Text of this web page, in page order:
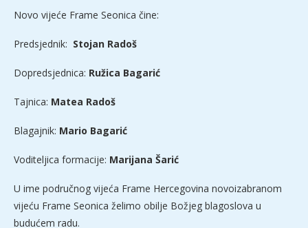
Novo vijeće Frame Seonica čine:
Predsjednik: Stojan Radoš
Dopredsjednica: Ružica Bagarić
Tajnica: Matea Radoš
Blagajnik: Mario Bagarić
Voditeljica formacije: Marijana Šarić
U ime područnog vijeća Frame Hercegovina novoizabranom
vijeću Frame Seonica želimo obilje Božjeg blagoslova u
budućem radu.